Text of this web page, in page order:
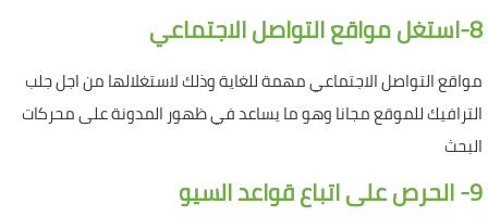
8-استغل مواقع التواصل الاجتماعي
مواقع التواصل الاجتماعي مهمة للغاية وذلك لاستغلالها من اجل جلب
الترافيك للموقع مجانا وهو ما يساعد في ظهور المدونة على محركات
البحث
9- الحرص على اتباع قواعد السيو